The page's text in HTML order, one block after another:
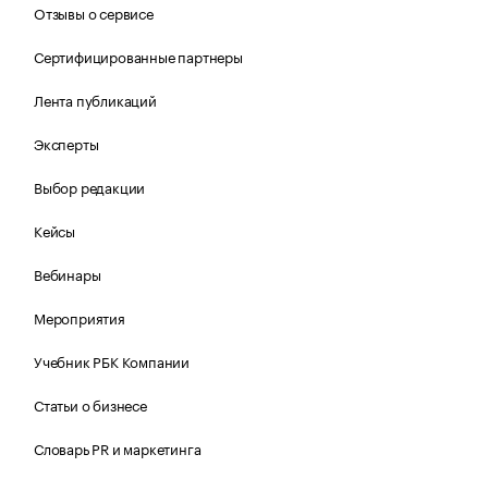
Отзывы о сервисе
Сертифицированные партнеры
Лента публикаций
Эксперты
Выбор редакции
Кейсы
Вебинары
Мероприятия
Учебник РБК Компании
Статьи о бизнесе
Словарь PR и маркетинга